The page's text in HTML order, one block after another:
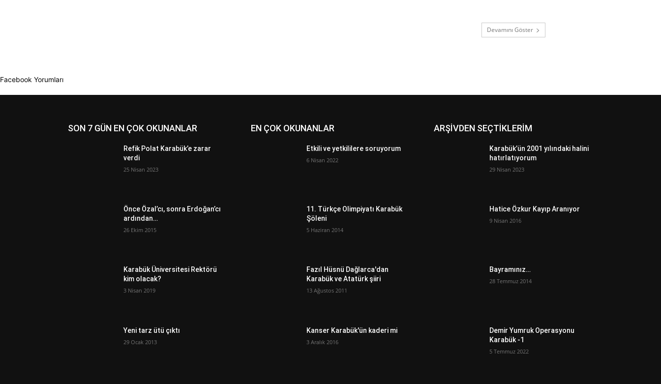
Devamını Göster
Facebook Yorumları
SON 7 GÜN EN ÇOK OKUNANLAR
Refik Polat Karabük’e zarar
verdi
25 Nisan 2023
Önce Özal’cı, sonra Erdoğan’cı
ardından…
26 Ekim 2015
Karabük Üniversitesi Rektörü
kim olacak?
3 Nisan 2019
Yeni tarz ütü çıktı
29 Ocak 2013
EN ÇOK OKUNANLAR
Etkili ve yetkililere soruyorum
6 Nisan 2022
11. Türkçe Olimpiyatı Karabük
Şöleni
5 Haziran 2014
Fazıl Hüsnü Dağlarca'dan
Karabük ve Atatürk şiiri
13 Ağustos 2011
Kanser Karabük'ün kaderi mi
3 Aralık 2016
ARŞİVDEN SEÇTİKLERİM
Karabük’ün 2001 yılındaki halini
hatırlatıyorum
29 Nisan 2023
Hatice Özkur Kayıp Aranıyor
9 Nisan 2016
Bayramınız…
28 Temmuz 2014
Demir Yumruk Operasyonu
Karabük -1
5 Temmuz 2022